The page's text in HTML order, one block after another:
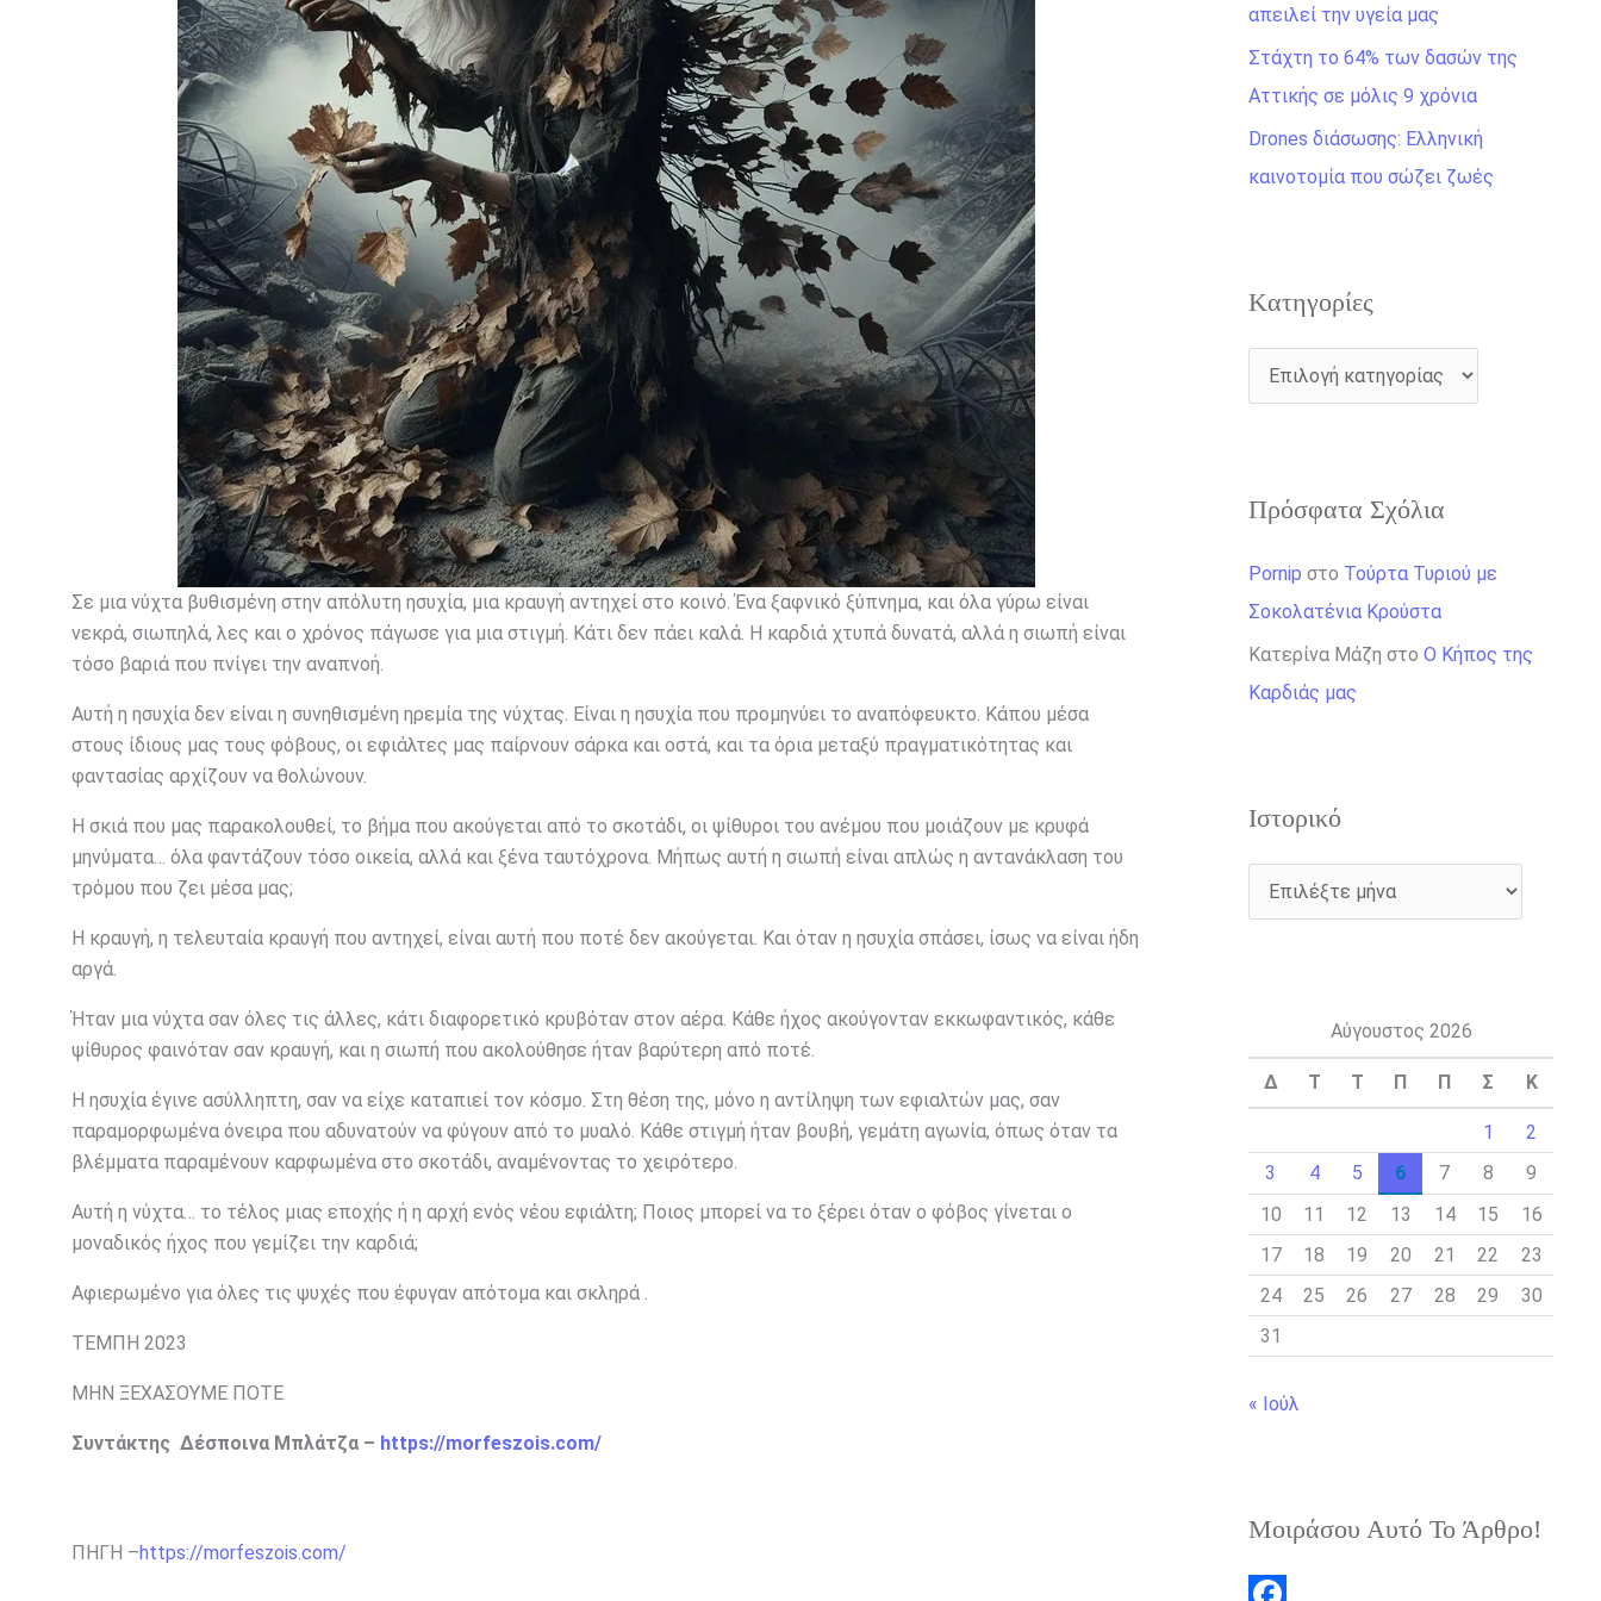
Σε μια νύχτα βυθισμένη στην απόλυτη ησυχία, μια κραυγή αντηχεί στο κοινό. Ένα ξαφνικό ξύπνημα, και όλα γύρω είναι
νεκρά, σιωπηλά, λες και ο χρόνος πάγωσε για μια στιγμή. Κάτι δεν πάει καλά. Η καρδιά χτυπά δυνατά, αλλά η σιωπή είναι
τόσο βαριά που πνίγει την αναπνοή.
Αυτή η ησυχία δεν είναι η συνηθισμένη ηρεμία της νύχτας. Είναι η ησυχία που προμηνύει το αναπόφευκτο. Κάπου μέσα
στους ίδιους μας τους φόβους, οι εφιάλτες μας παίρνουν σάρκα και οστά, και τα όρια μεταξύ πραγματικότητας και
φαντασίας αρχίζουν να θολώνουν.
Η σκιά που μας παρακολουθεί, το βήμα που ακούγεται από το σκοτάδι, οι ψίθυροι του ανέμου που μοιάζουν με κρυφά
μηνύματα… όλα φαντάζουν τόσο οικεία, αλλά και ξένα ταυτόχρονα. Μήπως αυτή η σιωπή είναι απλώς η αντανάκλαση του
τρόμου που ζει μέσα μας;
Η κραυγή, η τελευταία κραυγή που αντηχεί, είναι αυτή που ποτέ δεν ακούγεται. Και όταν η ησυχία σπάσει, ίσως να είναι ήδη
αργά.
Ήταν μια νύχτα σαν όλες τις άλλες, κάτι διαφορετικό κρυβόταν στον αέρα. Κάθε ήχος ακούγονταν εκκωφαντικός, κάθε
ψίθυρος φαινόταν σαν κραυγή, και η σιωπή που ακολούθησε ήταν βαρύτερη από ποτέ.
Η ησυχία έγινε ασύλληπτη, σαν να είχε καταπιεί τον κόσμο. Στη θέση της, μόνο η αντίληψη των εφιαλτών μας, σαν
παραμορφωμένα όνειρα που αδυνατούν να φύγουν από το μυαλό. Κάθε στιγμή ήταν βουβή, γεμάτη αγωνία, όπως όταν τα
βλέμματα παραμένουν καρφωμένα στο σκοτάδι, αναμένοντας το χειρότερο.
Αυτή η νύχτα… το τέλος μιας εποχής ή η αρχή ενός νέου εφιάλτη; Ποιος μπορεί να το ξέρει όταν ο φόβος γίνεται ο
μοναδικός ήχος που γεμίζει την καρδιά;
Αφιερωμένο για όλες τις ψυχές που έφυγαν απότομα και σκληρά .
ΤΕΜΠΗ 2023
ΜΗΝ ΞΕΧΑΣΟΥΜΕ ΠΟΤΕ
Συντάκτης Δέσποινα Μπλάτζα – https://morfeszois.com/
ΠΗΓΗ –https://morfeszois.com/
απειλεί την υγεία μας
Στάχτη το 64% των δασών της
Αττικής σε μόλις 9 χρόνια
Drones διάσωσης: Ελληνική
καινοτομία που σώζει ζωές
Kατηγορίες
Πρόσφατα Σχόλια
Pornip στο Τούρτα Τυριού με
Σοκολατένια Κρούστα
Κατερίνα Μάζη στο Ο Κήπος της
Καρδιάς μας
Ιστορικό
Αύγουστος 2026
Δ Τ Τ Π Π Σ Κ
1
2
3
4 5 6 7 8
9
10
11 12 13 14 15
16
17
18 19 20 21 22
23
24
25 26 27 28 29
30
31
« Ιούλ
Μοιράσου Αυτό Το Άρθρο!